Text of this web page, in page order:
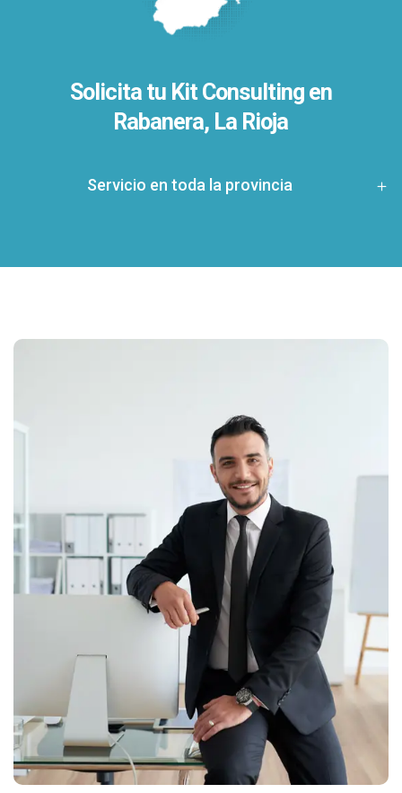
Solicita tu Kit Consulting en
Rabanera, La Rioja
Servicio en toda la provincia